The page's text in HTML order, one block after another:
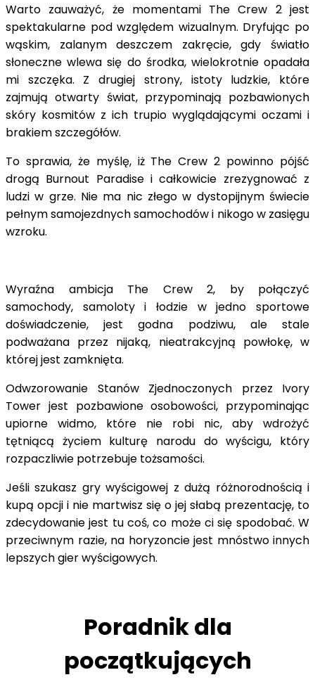
Warto zauważyć, że momentami The Crew 2 jest
spektakularne pod względem wizualnym. Dryfując po
wąskim, zalanym deszczem zakręcie, gdy światło
słoneczne wlewa się do środka, wielokrotnie opadała
mi szczęka. Z drugiej strony, istoty ludzkie, które
zajmują otwarty świat, przypominają pozbawionych
skóry kosmitów z ich trupio wyglądającymi oczami i
brakiem szczegółów.
To sprawia, że myślę, iż The Crew 2 powinno pójść
drogą Burnout Paradise i całkowicie zrezygnować z
ludzi w grze. Nie ma nic złego w dystopijnym świecie
pełnym samojezdnych samochodów i nikogo w zasięgu
wzroku.
Wyraźna ambicja The Crew 2, by połączyć
samochody, samoloty i łodzie w jedno sportowe
doświadczenie, jest godna podziwu, ale stale
podważana przez nijaką, nieatrakcyjną powłokę, w
której jest zamknięta.
Odwzorowanie Stanów Zjednoczonych przez Ivory
Tower jest pozbawione osobowości, przypominając
upiorne widmo, które nie robi nic, aby wdrożyć
tętniącą życiem kulturę narodu do wyścigu, który
rozpaczliwie potrzebuje tożsamości.
Jeśli szukasz gry wyścigowej z dużą różnorodnością i
kupą opcji i nie martwisz się o jej słabą prezentację, to
zdecydowanie jest tu coś, co może ci się spodobać. W
przeciwnym razie, na horyzoncie jest mnóstwo innych
lepszych gier wyścigowych.
Poradnik dla
początkujących